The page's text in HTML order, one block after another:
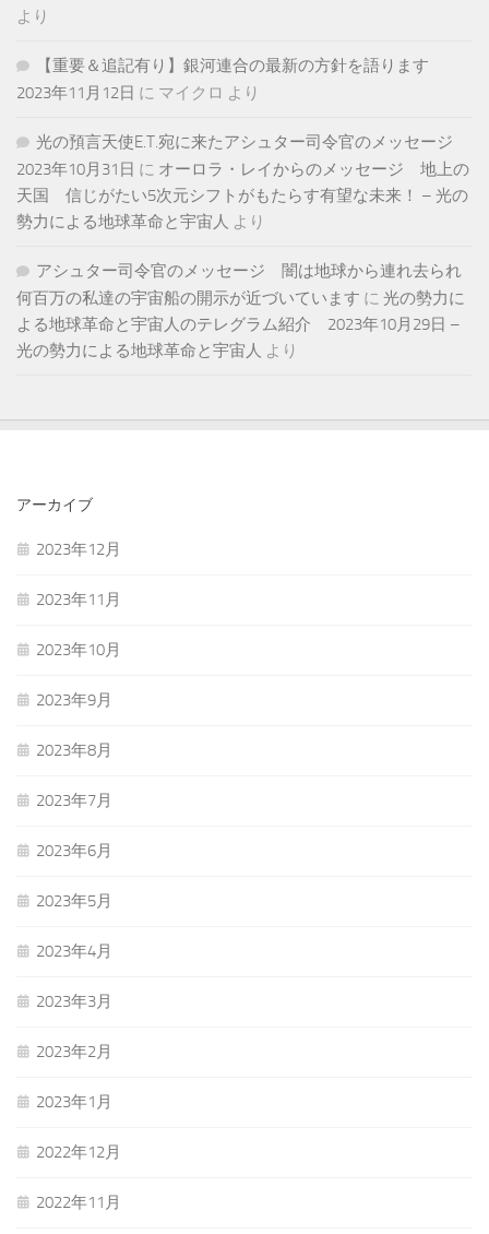
より
【重要＆追記有り】銀河連合の最新の方針を語ります
2023年11月12日 に マイクロ より
光の預言天使E.T.宛に来たアシュター司令官のメッセージ
2023年10月31日 に オーロラ・レイからのメッセージ 地上の
天国 信じがたい5次元シフトがもたらす有望な未来！ – 光の
勢力による地球革命と宇宙人 より
アシュター司令官のメッセージ 闇は地球から連れ去られ
何百万の私達の宇宙船の開示が近づいています に 光の勢力に
よる地球革命と宇宙人のテレグラム紹介 2023年10月29日 –
光の勢力による地球革命と宇宙人 より
アーカイブ
2023年12月
2023年11月
2023年10月
2023年9月
2023年8月
2023年7月
2023年6月
2023年5月
2023年4月
2023年3月
2023年2月
2023年1月
2022年12月
2022年11月